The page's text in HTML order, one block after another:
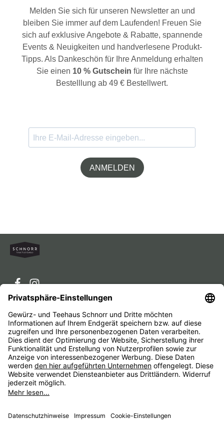
Melden Sie sich für unseren Newsletter an und
bleiben Sie immer auf dem Laufenden! Freuen Sie
sich auf exklusive Angebote & Rabatte, spannende
Events & Neuigkeiten und handverlesene Produkt-
Tipps. Als Dankeschön für Ihre Anmeldung erhalten
Sie einen 10 % Gutschein für Ihre nächste
Bestelllung ab 49 € Bestellwert.
ANMELDEN
Service-Hotline
Service
Unternehmen
Alle Preise inkl. gesetzl. Mehrwertsteuer zzgl.
anders angegeben.